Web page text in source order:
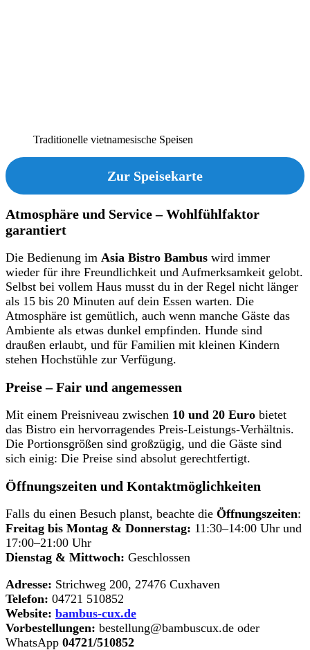
Traditionelle vietnamesische Speisen
Zur Speisekarte
Atmosphäre und Service – Wohlfühlfaktor
garantiert
Die Bedienung im Asia Bistro Bambus wird immer
wieder für ihre Freundlichkeit und Aufmerksamkeit gelobt.
Selbst bei vollem Haus musst du in der Regel nicht länger
als 15 bis 20 Minuten auf dein Essen warten. Die
Atmosphäre ist gemütlich, auch wenn manche Gäste das
Ambiente als etwas dunkel empfinden. Hunde sind
draußen erlaubt, und für Familien mit kleinen Kindern
stehen Hochstühle zur Verfügung.
Preise – Fair und angemessen
Mit einem Preisniveau zwischen 10 und 20 Euro bietet
das Bistro ein hervorragendes Preis-Leistungs-Verhältnis.
Die Portionsgrößen sind großzügig, und die Gäste sind
sich einig: Die Preise sind absolut gerechtfertigt.
Öffnungszeiten und Kontaktmöglichkeiten
Falls du einen Besuch planst, beachte die Öffnungszeiten:
Freitag bis Montag & Donnerstag: 11:30–14:00 Uhr und
17:00–21:00 Uhr
Dienstag & Mittwoch: Geschlossen
Adresse: Strichweg 200, 27476 Cuxhaven
Telefon: 04721 510852
Website: bambus-cux.de
Vorbestellungen: bestellung@bambuscux.de oder
WhatsApp 04721/510852